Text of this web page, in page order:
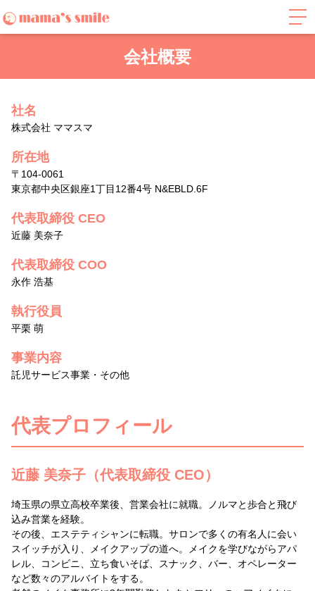
会社概要
社名
株式会社 ママスマ
所在地
〒104-0061
東京都中央区銀座1丁目12番4号 N&EBLD.6F
代表取締役 CEO
近藤 美奈子
代表取締役 COO
永作 浩基
執行役員
平栗 萌
事業内容
託児サービス事業・その他
代表プロフィール
近藤 美奈子（代表取締役 CEO）
埼玉県の県立高校卒業後、営業会社に就職。ノルマと歩合と飛び
込み営業を経験。
その後、エステティシャンに転職。サロンで多くの有名人に会い
スイッチが入り、メイクアップの道へ。メイクを学びながらアパ
レル、コンビニ、立ち食いそば、スナック、バー、オペレーター
など数々のアルバイトをする。